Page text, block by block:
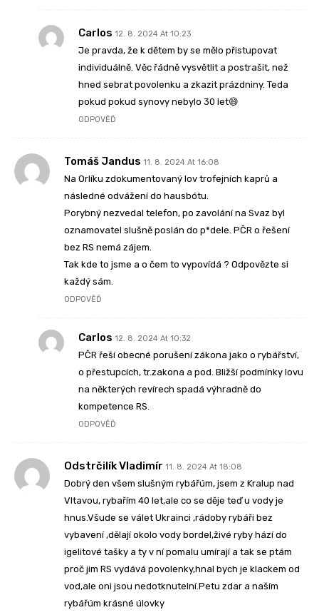
Carlos 12. 8. 2024 At 10:23
Je pravda, že k dětem by se mělo přistupovat
individuálně. Věc řádně vysvětlit a postrašit, než
hned sebrat povolenku a zkazit prázdniny. Teda
pokud pokud synovy nebylo 30 let😄
ODPOVĚĎ
Tomáš Jandus 11. 8. 2024 At 16:08
Na Orlíku zdokumentovaný lov trofejních kaprů a
následné odvážení do hausbótu.
Porybný nezvedal telefon, po zavolání na Svaz byl
oznamovatel slušně poslán do p*dele. PČR o řešení
bez RS nemá zájem.
Tak kde to jsme a o čem to vypovídá ? Odpovězte si
každý sám.
ODPOVĚĎ
Carlos 12. 8. 2024 At 10:32
PČR řeší obecné porušení zákona jako o rybářství,
o přestupcích, tr.zakona a pod. Bližší podmínky lovu
na některých revírech spadá výhradně do
kompetence RS.
ODPOVĚĎ
Odstrčilík Vladimír 11. 8. 2024 At 18:08
Dobrý den všem slušným rybářúm, jsem z Kralup nad
Vltavou, rybařím 40 let,ale co se děje teď u vody je
hnus.Všude se válet Ukrainci ,rádoby rybáři bez
vybavení ,dělají okolo vody bordel,živé ryby hází do
igelitové tašky a ty v ní pomalu umírají a tak se ptám
proč jim RS vydává povolenky,hnal bych je klackem od
vod,ale oni jsou nedotknutelní.Petu zdar a naším
rybářúm krásné úlovky